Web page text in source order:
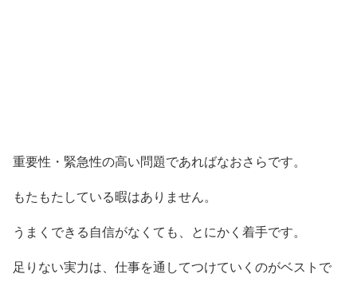
重要性・緊急性の高い問題であればなおさらです。
もたもたしている暇はありません。
うまくできる自信がなくても、とにかく着手です。
足りない実力は、仕事を通してつけていくのがベストで